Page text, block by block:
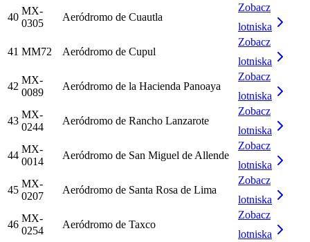
40
MX-
0305
Aeródromo de Cuautla
Zobacz
lotniska
41 MM72 Aeródromo de Cupul
Zobacz
lotniska
42
MX-
0089
Aeródromo de la Hacienda Panoaya
Zobacz
lotniska
43
MX-
0244
Aeródromo de Rancho Lanzarote
Zobacz
lotniska
44
MX-
0014
Aeródromo de San Miguel de Allende
Zobacz
lotniska
45
MX-
0207
Aeródromo de Santa Rosa de Lima
Zobacz
lotniska
46
MX-
0254
Aeródromo de Taxco
Zobacz
lotniska